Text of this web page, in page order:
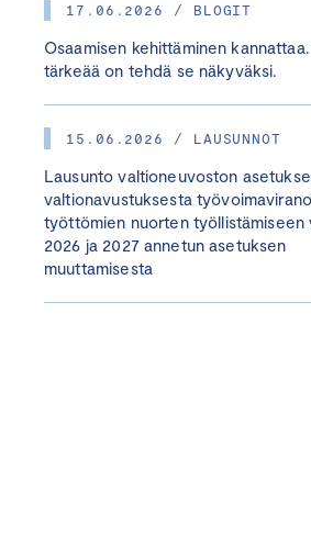
17.06.2026 / BLOGIT
Osaamisen kehittäminen
tärkeää on tehdä se näkyväksi.
15.06.2026 / LAUSUNNOT
Lausunto valtioneuvoston
valtionavustuksesta
työttömien nuorten työllistämiseen
2026 ja 2027 annetun asetuksen
muuttamisesta